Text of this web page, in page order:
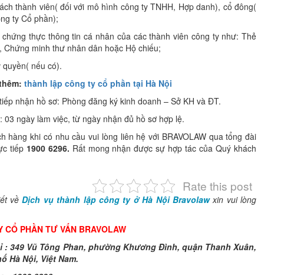
thành viên( đối với mô hình công ty TNHH, Hợp danh), cổ đông(
ty Cổ phần);
thực thông tin cá nhân của các thành viên công ty như: Thẻ
Chứng minh thư nhân dân hoặc Hộ chiếu;
quyền( nếu có).
thành lập công ty cổ phần tại Hà Nội
nhận hồ sơ: Phòng đăng ký kinh doanh – Sở KH và ĐT.
03 ngày làm việc, từ ngày nhận đủ hồ sơ hợp lệ.
hàng khi có nhu cầu vui lòng liên hệ với BRAVOLAW qua tổng đài
tiếp 1900 6296. Rất mong nhận được sự hợp tác của Quý khách
Rate this post
vềDịch vụ thành lập công ty ở Hà Nội Bravolawxin vui lòng
CỔ PHẦN TƯ VẤN BRAVOLAW
349 Vũ Tông Phan, phường Khương Đình, quận Thanh Xuân,
Hà Nội, Việt Nam.